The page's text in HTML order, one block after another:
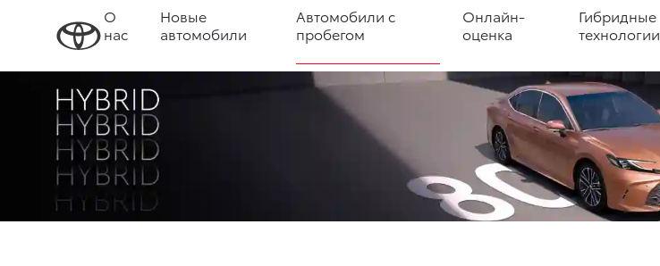
О
нас
Новые
автомобили
Автомобили с
пробегом
Онлайн-
оценка
Гибридные
технологии